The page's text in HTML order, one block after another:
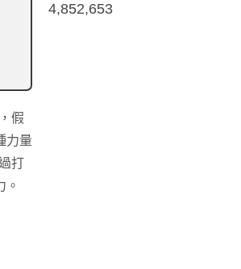
假
力量
打
4,852,653